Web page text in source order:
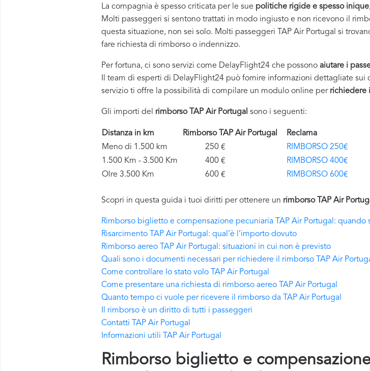
La compagnia è spesso criticata per le sue politiche rigide e spesso inique
Molti passeggeri si sentono trattati in modo ingiusto e non ricevono il
questa situazione, non sei solo. Molti passeggeri TAP Air Portugal si
fare richiesta di rimborso o indennizzo.
Per fortuna, ci sono servizi come DelayFlight24 che possono aiutare i
Il team di esperti di DelayFlight24 può fornire informazioni dettagliate
servizio ti offre la possibilità di compilare un modulo online per richiedere
Gli importi del rimborso TAP Air Portugal sono i seguenti:
Distanza in km Rimborso TAP Air Portugal
Reclama
Meno di 1.500 km
250 €
RIMBORSO 250€
1.500 Km - 3.500 Km
400 €
RIMBORSO 400€
Olre 3.500 Km
600 € RIMBORSO 600€
Scopri in questa guida i tuoi diritti per ottenere un rimborso TAP Air
Rimborso biglietto e compensazione pecuniaria TAP Air Portugal: quando
Risarcimento TAP Air Portugal: qual’è l’importo dovuto
Rimborso aereo TAP Air Portugal: situazioni in cui non è previsto
Quali sono i documenti necessari per richiedere il rimborso TAP Air
Come controllare lo stato volo TAP Air Portugal
Come presentare una richiesta di rimborso aereo TAP Air Portugal
Quanto tempo ci vuole per ricevere il rimborso da TAP Air Portugal
Il rimborso è un diritto di tutti i passeggeri
Contatti TAP Air Portugal
Informazioni utili TAP Air Portugal
Rimborso biglietto e